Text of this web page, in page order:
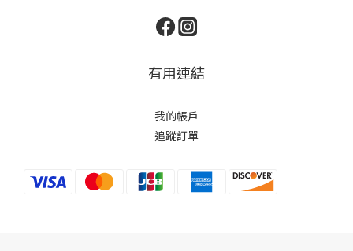
有用連結
我的帳戶
追蹤訂單